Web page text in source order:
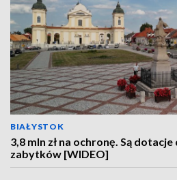
BIAŁYSTOK
3,8 mln zł na ochronę. Są
zabytków [WIDEO]